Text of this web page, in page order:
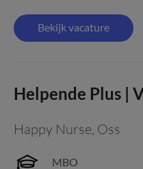
Bekijk vacature
Helpende Plus |
Happy Nurse, Oss
MBO